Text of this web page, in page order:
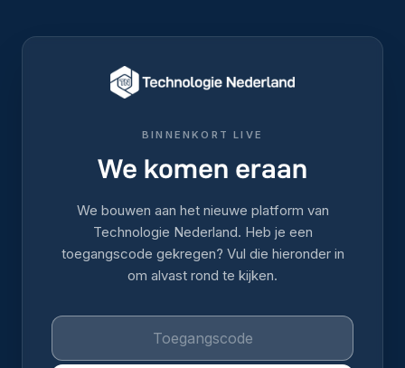
BINNENKORT LIVE
We komen eraan
We bouwen aan het nieuwe platform van
Technologie Nederland. Heb je een
toegangscode gekregen? Vul die hieronder in
om alvast rond te kijken.